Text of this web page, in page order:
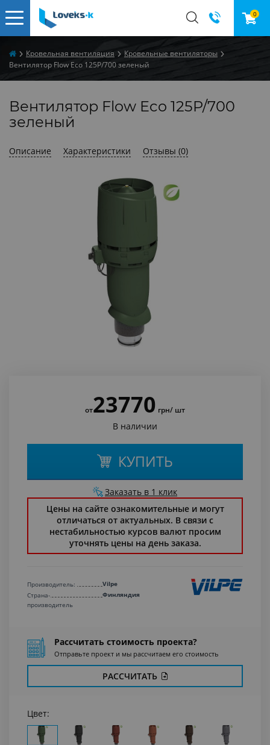
0
​Кровельная вентиляция
Кровельные вентиляторы
Вентилятор Flow Eco 125P/700 зеленый
Вентилятор Flow Eco 125P/700
зеленый
Описание Характеристики Отзывы (0)
от23770 грн/ шт
В наличии
КУПИТЬ
Заказать в 1 клик
Цены на сайте ознакомительные и могут
отличаться от актуальных. В связи с
нестабильностью курсов валют просим
уточнять цены на день заказа.
Производитель:
Vilpe
Страна-
производитель
Финляндия
Рассчитать стоимость проекта?
Отправьте проект и мы рассчитаем его стоимость
РАССЧИТАТЬ
Цвет: